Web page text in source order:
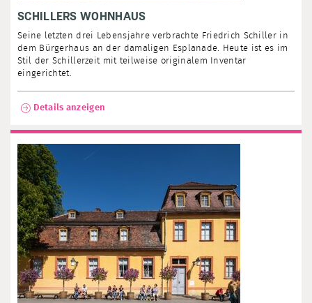
SCHILLERS WOHNHAUS
Seine letzten drei Lebensjahre verbrachte Friedrich Schiller in
dem Bürgerhaus an der damaligen Esplanade. Heute ist es im
Stil der Schillerzeit mit teilweise originalem Inventar
eingerichtet.
Details anzeigen